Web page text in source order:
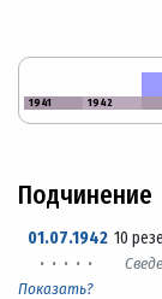
1941 1942
Подчинение
01.07.194210
· · · · ·
Показать?